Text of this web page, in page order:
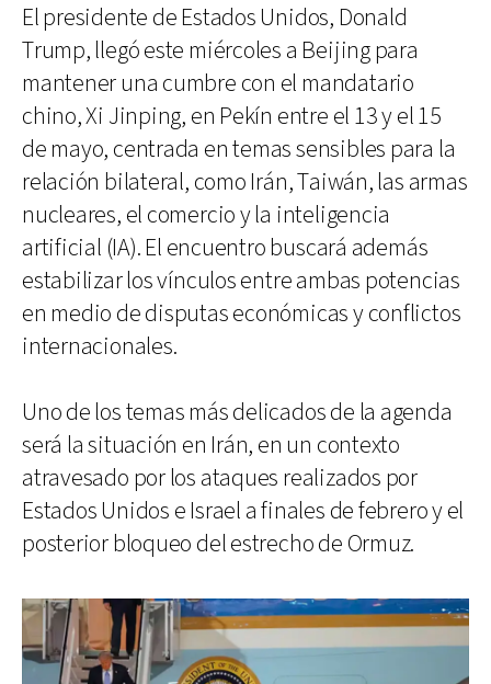
El presidente de Estados Unidos, Donald
Trump, llegó este miércoles a Beijing para
mantener una cumbre con el mandatario
chino, Xi Jinping, en Pekín entre el 13 y el 15
de mayo, centrada en temas sensibles para la
relación bilateral, como Irán, Taiwán, las armas
nucleares, el comercio y la inteligencia
artificial (IA). El encuentro buscará además
estabilizar los vínculos entre ambas potencias
en medio de disputas económicas y conflictos
internacionales.
Uno de los temas más delicados de la agenda
será la situación en Irán, en un contexto
atravesado por los ataques realizados por
Estados Unidos e Israel a finales de febrero y el
posterior bloqueo del estrecho de Ormuz.